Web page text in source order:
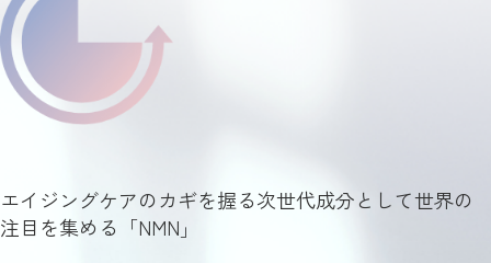
エイジングケアのカギを握る次世代成分として世界の
注目を集める「NMN」